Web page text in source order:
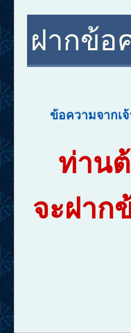
ฝากข้อ
ข้อความจากเ
ท่าน
จะฝาก